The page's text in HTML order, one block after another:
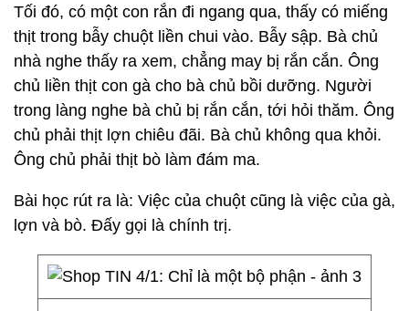
Tối đó, có một con rắn đi ngang qua, thấy có miếng
thịt trong bẫy chuột liền chui vào. Bẫy sập. Bà chủ
nhà nghe thấy ra xem, chẳng may bị rắn cắn. Ông
chủ liền thịt con gà cho bà chủ bồi dưỡng. Người
trong làng nghe bà chủ bị rắn cắn, tới hỏi thăm. Ông
chủ phải thịt lợn chiêu đãi. Bà chủ không qua khỏi.
Ông chủ phải thịt bò làm đám ma.
Bài học rút ra là: Việc của chuột cũng là việc của gà,
lợn và bò. Đấy gọi là chính trị.